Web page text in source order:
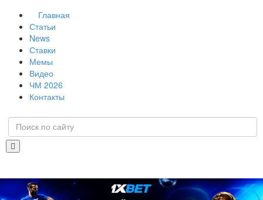
Главная
Статьи
News
Ставки
Мемы
Видео
ЧМ 2026
Контакты